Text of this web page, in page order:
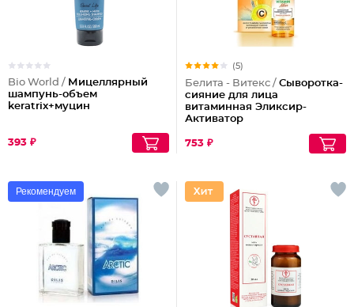
Bio World / Мицеллярный
шампунь-объем
keratrix+муцин
393 ₽
(5)
Белита - Витекс / Сыворотка-
сияние для лица
витаминная Эликсир-
Активатор
753 ₽
Рекомендуем